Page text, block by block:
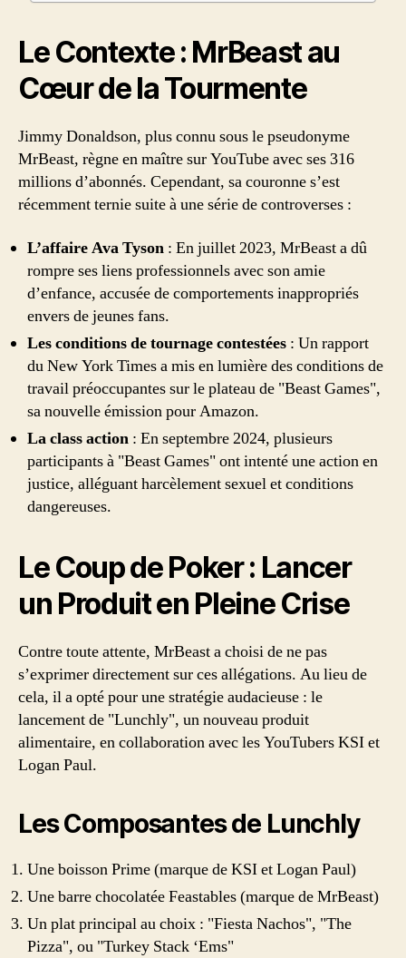
Le Contexte : MrBeast au
Cœur de la Tourmente
Jimmy Donaldson, plus connu sous le pseudonyme
MrBeast, règne en maître sur YouTube avec ses 316
millions d’abonnés. Cependant, sa couronne s’est
récemment ternie suite à une série de controverses :
L’affaire Ava Tyson : En juillet 2023, MrBeast a dû
rompre ses liens professionnels avec son amie
d’enfance, accusée de comportements inappropriés
envers de jeunes fans.
Les conditions de tournage contestées : Un rapport
du New York Times a mis en lumière des conditions de
travail préoccupantes sur le plateau de "Beast Games",
sa nouvelle émission pour Amazon.
La class action : En septembre 2024, plusieurs
participants à "Beast Games" ont intenté une action en
justice, alléguant harcèlement sexuel et conditions
dangereuses.
Le Coup de Poker : Lancer
un Produit en Pleine Crise
Contre toute attente, MrBeast a choisi de ne pas
s’exprimer directement sur ces allégations. Au lieu de
cela, il a opté pour une stratégie audacieuse : le
lancement de "Lunchly", un nouveau produit
alimentaire, en collaboration avec les YouTubers KSI et
Logan Paul.
Les Composantes de Lunchly
Une boisson Prime (marque de KSI et Logan Paul)
Une barre chocolatée Feastables (marque de MrBeast)
Un plat principal au choix : "Fiesta Nachos", "The
Pizza", ou "Turkey Stack ‘Ems"